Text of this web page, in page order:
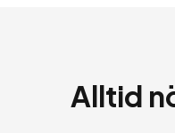
Alltid